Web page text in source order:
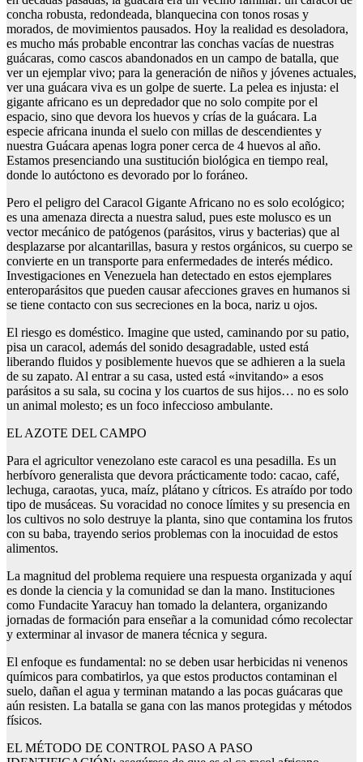
concha robusta, redondeada, blanquecina con tonos rosas y
morados, de movimientos pausados. Hoy la realidad es desoladora,
es mucho más probable encontrar las conchas vacías de nuestras
guácaras, como cascos abandonados en un campo de batalla, que
ver un ejemplar vivo; para la generación de niños y jóvenes actuales,
ver una guácara viva es un golpe de suerte. La pelea es injusta: el
gigante africano es un depredador que no solo compite por el
espacio, sino que devora los huevos y crías de la guácara. La
especie africana inunda el suelo con millas de descendientes y
nuestra Guácara apenas logra poner cerca de 4 huevos al año.
Estamos presenciando una sustitución biológica en tiempo real,
donde lo autóctono es devorado por lo foráneo.
Pero el peligro del Caracol Gigante Africano no es solo ecológico;
es una amenaza directa a nuestra salud, pues este molusco es un
vector mecánico de patógenos (parásitos, virus y bacterias) que al
desplazarse por alcantarillas, basura y restos orgánicos, su cuerpo se
convierte en un transporte para enfermedades de interés médico.
Investigaciones en Venezuela han detectado en estos ejemplares
enteroparásitos que pueden causar afecciones graves en humanos si
se tiene contacto con sus secreciones en la boca, nariz u ojos.
El riesgo es doméstico. Imagine que usted, caminando por su patio,
pisa un caracol, además del sonido desagradable, usted está
liberando fluidos y posiblemente huevos que se adhieren a la suela
de su zapato. Al entrar a su casa, usted está «invitando» a esos
parásitos a su sala, su cocina y los cuartos de sus hijos… no es solo
un animal molesto; es un foco infeccioso ambulante.
EL AZOTE DEL CAMPO
Para el agricultor venezolano este caracol es una pesadilla. Es un
herbívoro generalista que devora prácticamente todo: cacao, café,
lechuga, caraotas, yuca, maíz, plátano y cítricos. Es atraído por todo
tipo de musáceas. Su voracidad no conoce límites y su presencia en
los cultivos no solo destruye la planta, sino que contamina los frutos
con su baba, trayendo serios problemas con la inocuidad de estos
alimentos.
La magnitud del problema requiere una respuesta organizada y aquí
es donde la ciencia y la comunidad se dan la mano. Instituciones
como Fundacite Yaracuy han tomado la delantera, organizando
jornadas de formación para enseñar a la comunidad cómo recolectar
y exterminar al invasor de manera técnica y segura.
El enfoque es fundamental: no se deben usar herbicidas ni venenos
químicos para combatirlos, ya que estos productos contaminan el
suelo, dañan el agua y terminan matando a las pocas guácaras que
aún resisten. La batalla se gana con las manos protegidas y métodos
físicos.
EL MÉTODO DE CONTROL PASO A PASO